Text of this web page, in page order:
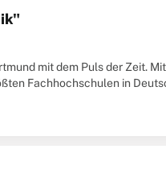
mit dem Puls der Zeit.
Fachhochschulen in